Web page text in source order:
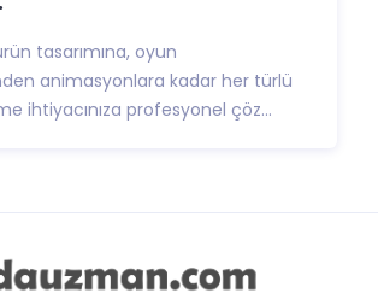
tasarımına, oyun
animasyonlara kadar her türlü
ihtiyacınıza profesyonel çöz...